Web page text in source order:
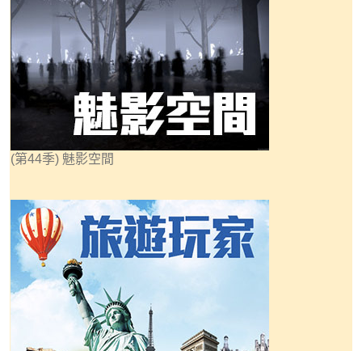
(第44季) 魅影空間